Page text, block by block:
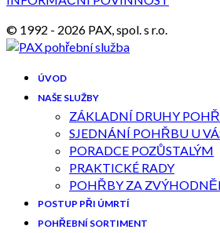
© 1992 - 2026 PAX, spol. s r.o.
ÚVOD
NAŠE SLUŽBY
ZÁKLADNÍ DRUHY
SJEDNÁNÍ POHŘBU U
PORADCE POZŮSTALÝM
PRAKTICKÉ RADY
POHŘBY ZA
POSTUP PŘI ÚMRTÍ
POHŘEBNÍ SORTIMENT